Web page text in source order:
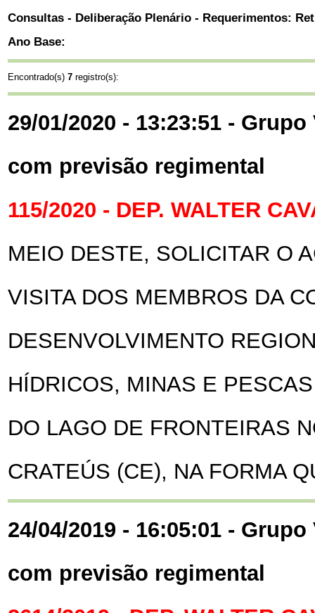
Consultas - Deliberação Plenário - Requerimentos:
Ano Base:
Encontrado(s) 7 registro(s):
29/01/2020 - 13:23:51 -
com previsão regimental
115/2020 - DEP. WALTER
MEIO DESTE, SOLICITAR O
VISITA DOS MEMBROS DA
DESENVOLVIMENTO
HÍDRICOS, MINAS E
DO LAGO DE FRONTEIRAS
CRATEÚS (CE), NA FORMA
24/04/2019 - 16:05:01 -
com previsão regimental